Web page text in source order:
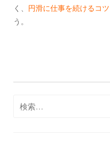
く、 円滑に仕事を続けるコツ
う。